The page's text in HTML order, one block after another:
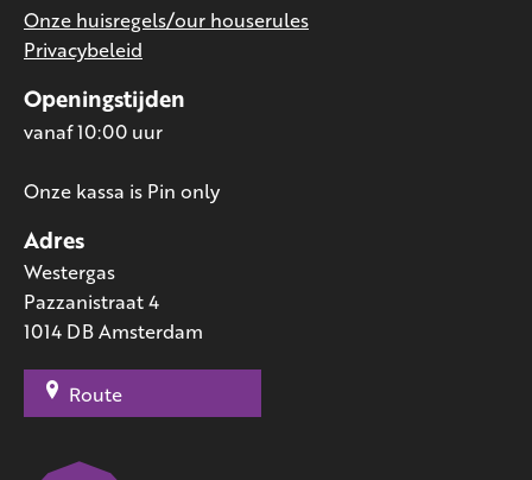
Adres
Westergas
Pazzanistraat 4
1014 DB Amsterdam
Route
Openingstijden
vanaf 10:00 uur
Onze kassa is Pin only
Onze huisregels/our houserules
Privacybeleid